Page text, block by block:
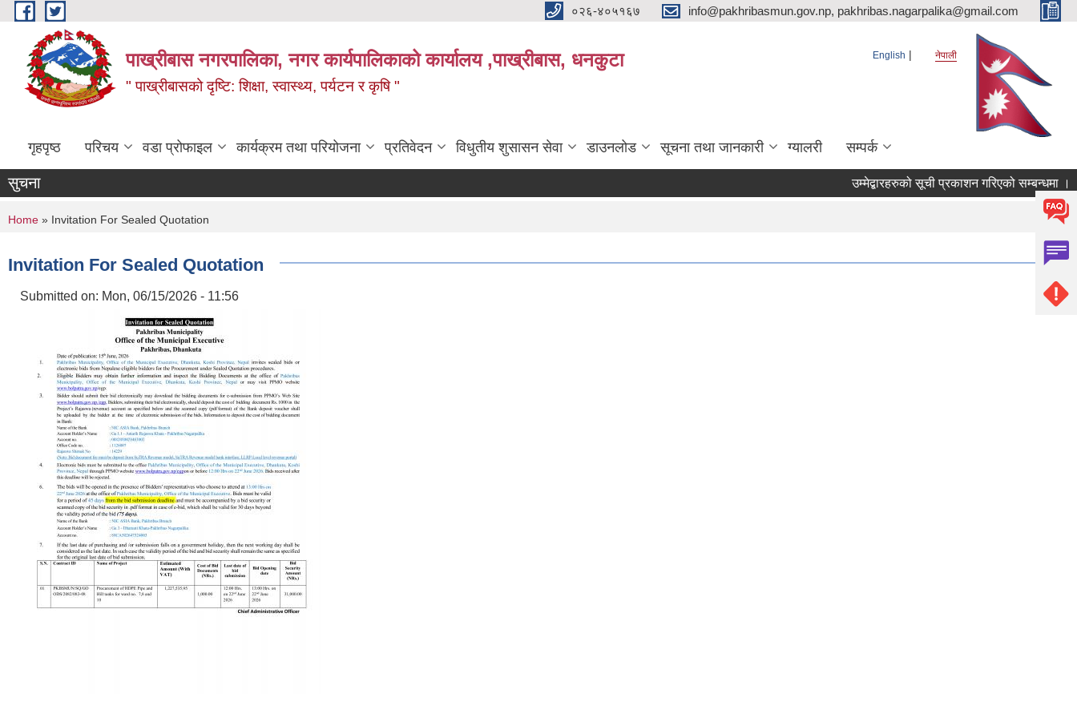
Skip to main content ०२६-४०५१६७ info@pakhribasmun.gov.np, pakhribas.nagarpalika@gmail.com
पाख्रीबास नगरपालिका, नगर कार्यपालिकाको कार्यालय ,पाख्रीबास, धनकुटा
" पाख्रीबासको दृष्टि: शिक्षा, स्वास्थ्य, पर्यटन र कृषि "
English नेपाली
गृहपृष्ठ परिचय वडा प्रोफाइल कार्यक्रम तथा परियोजना प्रतिवेदन विधुतीय शुसासन सेवा डाउनलोड सूचना तथा जानकारी ग्यालरी सम्पर्क
सुचना उम्मेद्बारहरुको सूची प्रकाशन गरिएको सम्बन्धमा ।
You are here
Home » Invitation For Sealed Quotation
Invitation For Sealed Quotation
Submitted on: Mon, 06/15/2026 - 11:56